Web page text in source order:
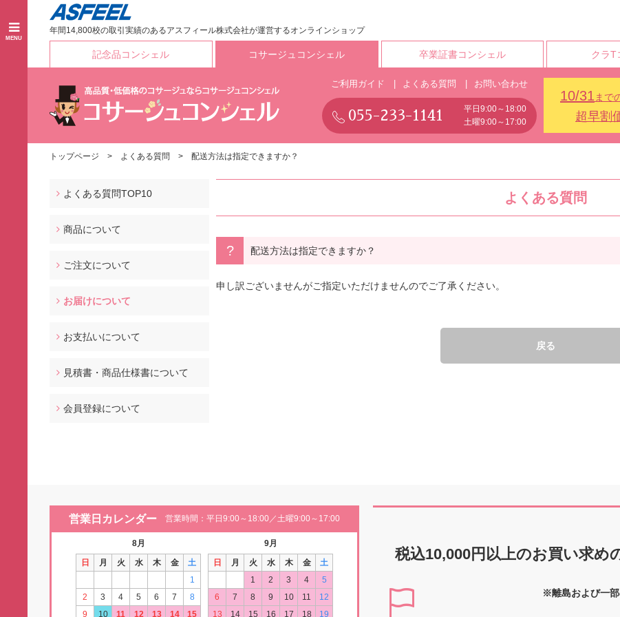
年間14,800校の取引実績のあるアスフィール株式会社が運営するオンラインショップ
記念品コンシェル コサージュコンシェル 卒業証書コンシェル クラT
ご利用ガイド よくある質問 お問い合わせ
055-233-1141
平日9:00～18:00
土曜9:00～17:00
10/31 まで
超早割
トップページ よくある質問 配送方法は指定できますか？
よくある質問
配送方法は指定できますか？
申し訳ございませんがご指定いただけませんのでご了承ください。
戻る
よくある質問TOP10
商品について
ご注文について
お届けについて
お支払いについて
見積書・商品仕様書について
会員登録について
営業日カレンダー 営業時間：平日9:00～18:00／土曜9:00～17:00
8月
日
月 火 水 木 金
土
1
2
3 4 5 6 7
8
9
10 11 12 13 14 15
9月
日
月 火 水 木 金
土
1
2 3 4
5
6
7 8 9 10 11
12
13
14 15 16 17 18 19
税込10,000円以上のお買い求め
※離島および一部
MENU